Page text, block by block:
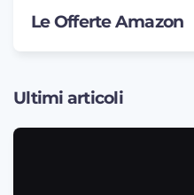
Le Offerte Amazon
Ultimi articoli